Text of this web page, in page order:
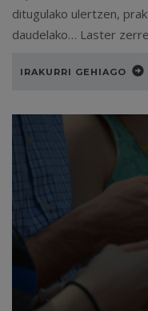
ditugulako ulertzen,
daudelako… Laster
IRAKURRI GEHIAGO